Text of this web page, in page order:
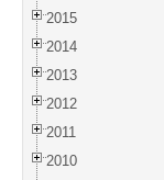
2015
2014
2013
2012
2011
2010